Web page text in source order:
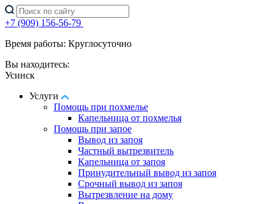
+7 (909) 156-56-79
Время работы: Круглосуточно
Вы находитесь:
Усинск
Услуги
Помощь при похмелье
Капельница от похмелья
Помощь при запое
Вывод из запоя
Частный вытрезвитель
Капельница от запоя
Принудительный вывод из запоя
Срочный вывод из запоя
Вытрезвление на дому